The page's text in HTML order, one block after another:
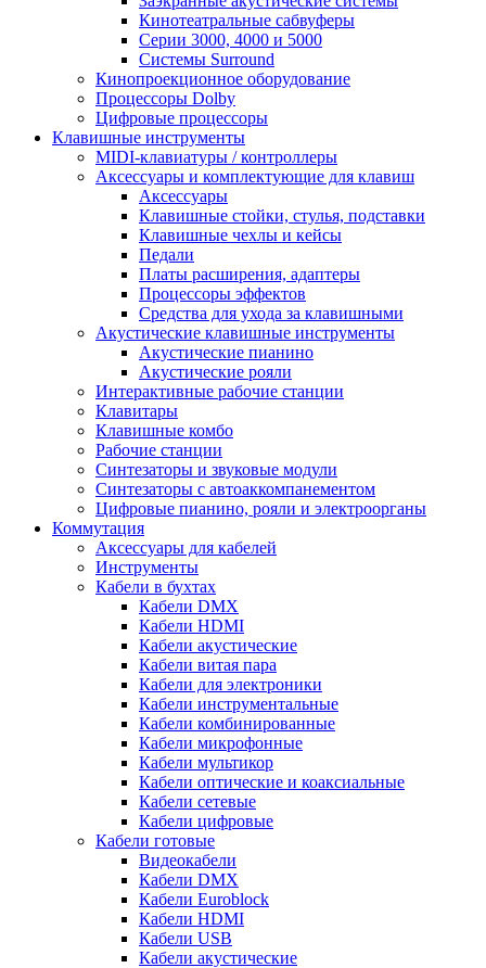
Кинотеатральные сабвуферы
Серии 3000, 4000 и 5000
Системы Surround
Кинопроекционное оборудование
Процессоры Dolby
Цифровые процессоры
Клавишные инструменты
MIDI-клавиатуры / контроллеры
Аксессуары и комплектующие для клавиш
Аксессуары
Клавишные стойки, стулья, подставки
Клавишные чехлы и кейсы
Педали
Платы расширения, адаптеры
Процессоры эффектов
Средства для ухода за клавишными
Акустические клавишные инструменты
Акустические пианино
Акустические рояли
Интерактивные рабочие станции
Клавитары
Клавишные комбо
Рабочие станции
Синтезаторы и звуковые модули
Синтезаторы с автоаккомпанементом
Цифровые пианино, рояли и электроорганы
Коммутация
Аксессуары для кабелей
Инструменты
Кабели в бухтах
Кабели DMX
Кабели HDMI
Кабели акустические
Кабели витая пара
Кабели для электроники
Кабели инструментальные
Кабели комбинированные
Кабели микрофонные
Кабели мультикор
Кабели оптические и коаксиальные
Кабели сетевые
Кабели цифровые
Кабели готовые
Видеокабели
Кабели DMX
Кабели Euroblock
Кабели HDMI
Кабели USB
Кабели акустические